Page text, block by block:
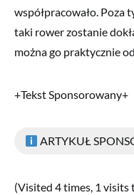
współpracowało.
taki rower zostanie
można go praktycznie
+Tekst Sponsorowany+
ARTYKUŁ
(Visited 4 times, 1 visits